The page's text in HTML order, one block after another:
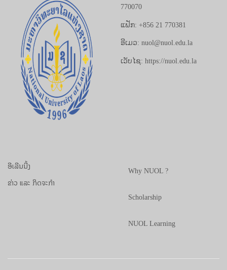
770070
ແຟັກ: +856 21 770381
ອີເມວ: nuol@nuol.edu.la
ເວັບໄຊ: https://nuol.edu.la
ອີເລີນນີ້ງ
ຂ່າວ ແລະ ກິດຈະກຳ
Why NUOL ?
Scholarship
NUOL Learning